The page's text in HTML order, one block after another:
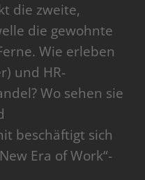
die zweite,
die gewohnte
Wie erleben
und HR-
Wo sehen sie
beschäftigt sich
Era of Work“-